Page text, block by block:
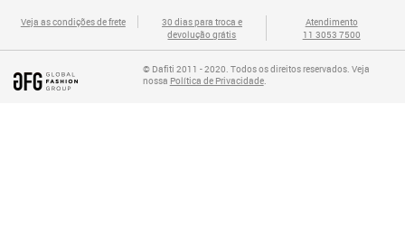
Veja as condições de frete
30 dias para troca e
devolução grátis
Atendimento
11 3053 7500
© Dafiti 2011 - 2020. Todos os direitos reservados. Veja
nossa Política de Privacidade.